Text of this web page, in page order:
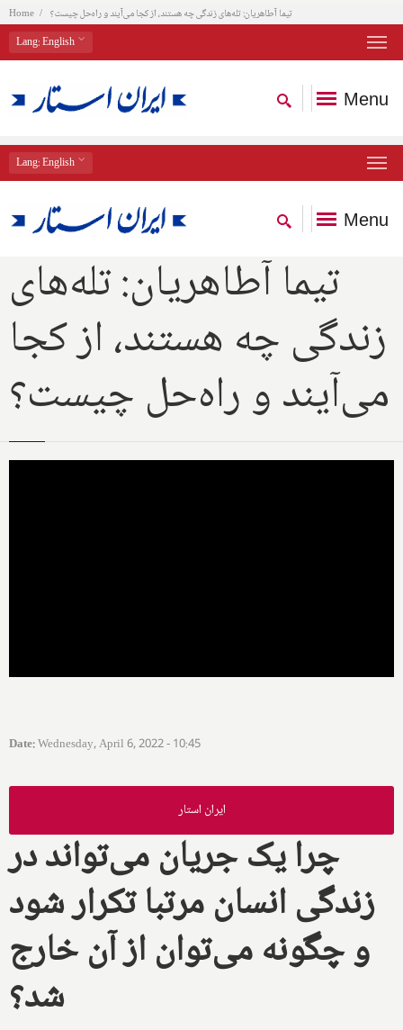
Home تیما آطاهریان: تله‌های زندگی چه هستند، از کجا می‌آیند و راه‌حل چیست؟
Lang: English
Menu
Lang: English
Menu
تیما آطاهریان: تله‌های
زندگی چه هستند، از کجا
می‌آیند و راه‌حل چیست؟
Date:Wednesday, April 6, 2022 - 10:45
ایران استار
چرا یک جریان می‌تواند در
زندگی انسان مرتبا تکرار شود
و چگونه می‌توان از آن خارج
شد؟